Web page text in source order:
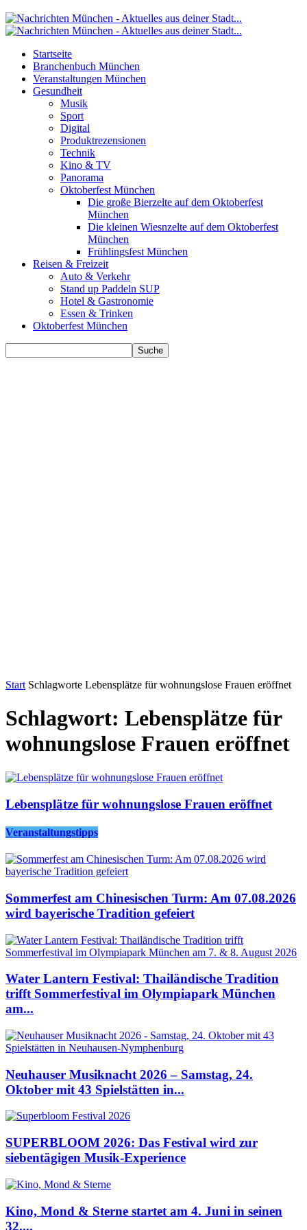
Startseite
Branchenbuch München
Veranstaltungen München
Gesundheit
Musik
Sport
Digital
Produktrezensionen
Technik
Kino & TV
Panorama
Oktoberfest München
Die große Bierzelte auf dem Oktoberfest
München
Die kleinen Wiesnzelte auf dem Oktoberfest
München
Frühlingsfest München
Reisen & Freizeit
Auto & Verkehr
Stand up Paddeln SUP
Hotel & Gastronomie
Essen & Trinken
Oktoberfest München
Start Schlagworte Lebensplätze für wohnungslose Frauen eröffnet
Schlagwort: Lebensplätze für
wohnungslose Frauen eröffnet
Lebensplätze für wohnungslose Frauen eröffnet
Veranstaltungstipps
Sommerfest am Chinesischen Turm: Am 07.08.2026
wird bayerische Tradition gefeiert
Water Lantern Festival: Thailändische Tradition
trifft Sommerfestival im Olympiapark München
am...
Neuhauser Musiknacht 2026 – Samstag, 24.
Oktober mit 43 Spielstätten in...
SUPERBLOOM 2026: Das Festival wird zur
siebentägigen Musik-Experience
Kino, Mond & Sterne startet am 4. Juni in seinen
32....